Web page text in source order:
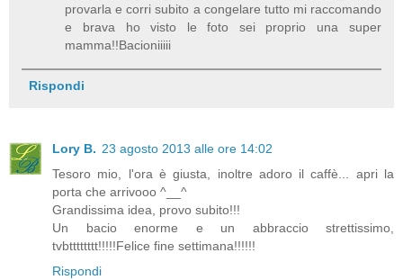
provarla e corri subito a congelare tutto mi raccomando
e brava ho visto le foto sei proprio una super
mamma!!Bacioniiiii
Rispondi
Lory B. 23 agosto 2013 alle ore 14:02
Tesoro mio, l'ora è giusta, inoltre adoro il caffè... apri la
porta che arrivooo ^__^
Grandissima idea, provo subito!!!
Un bacio enorme e un abbraccio strettissimo,
tvbtttttttt!!!!!Felice fine settimana!!!!!!
Rispondi